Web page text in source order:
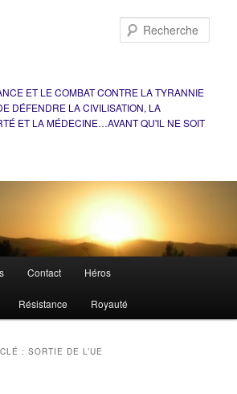
ET LE COMBAT CONTRE LA TYRANNIE
DÉFENDRE LA CIVILISATION, LA
ET LA MÉDECINE…AVANT QU'IL NE SOIT
Contact Héros
Résistance Royauté
CLÉ :SORTIE DE L’UE